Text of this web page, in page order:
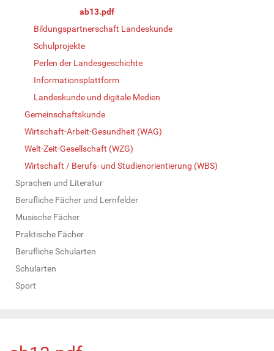
ab13.pdf
Bildungspartnerschaft Landeskunde
Schulprojekte
Perlen der Landesgeschichte
Informationsplattform
Landeskunde und digitale Medien
Gemeinschaftskunde
Wirtschaft-Arbeit-Gesundheit (WAG)
Welt-Zeit-Gesellschaft (WZG)
Wirtschaft / Berufs- und Studienorientierung (WBS)
Sprachen und Literatur
Berufliche Fächer und Lernfelder
Musische Fächer
Praktische Fächer
Berufliche Schularten
Schularten
Sport